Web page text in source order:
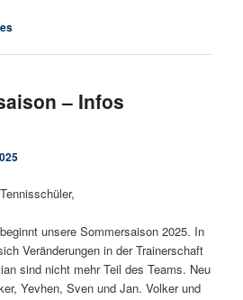
– Infos
unsere Sommersaison 2025. In
Veränderungen in der Trainerschaft
sind nicht mehr Teil des Teams. Neu
Yevhen, Sven und Jan. Volker und